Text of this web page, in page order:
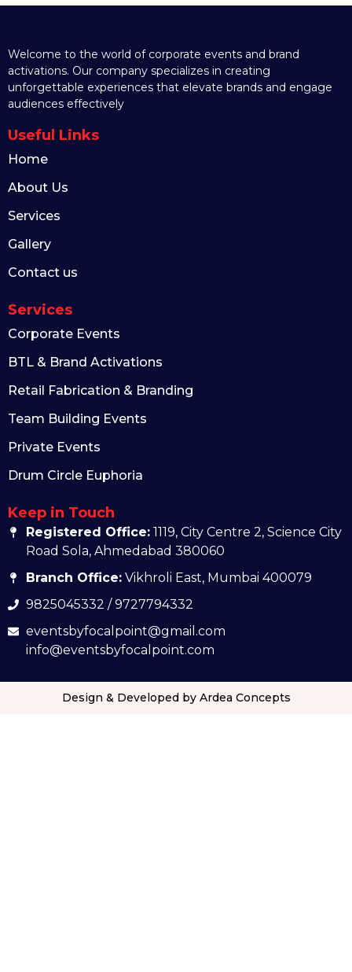
Welcome to the world of corporate events and brand
activations. Our company specializes in creating
unforgettable experiences that elevate brands and engage
audiences effectively
Useful Links
Home
About Us
Services
Gallery
Contact us
Services
Corporate Events
BTL & Brand Activations
Retail Fabrication & Branding
Team Building Events
Private Events
Drum Circle Euphoria
Keep in Touch
Registered Office:1119, City Centre 2, Science City
Road Sola, Ahmedabad 380060
Branch Office:Vikhroli East, Mumbai 400079
9825045332 / 9727794332
eventsbyfocalpoint@gmail.com
info@eventsbyfocalpoint.com
Design & Developed by Ardea Concepts